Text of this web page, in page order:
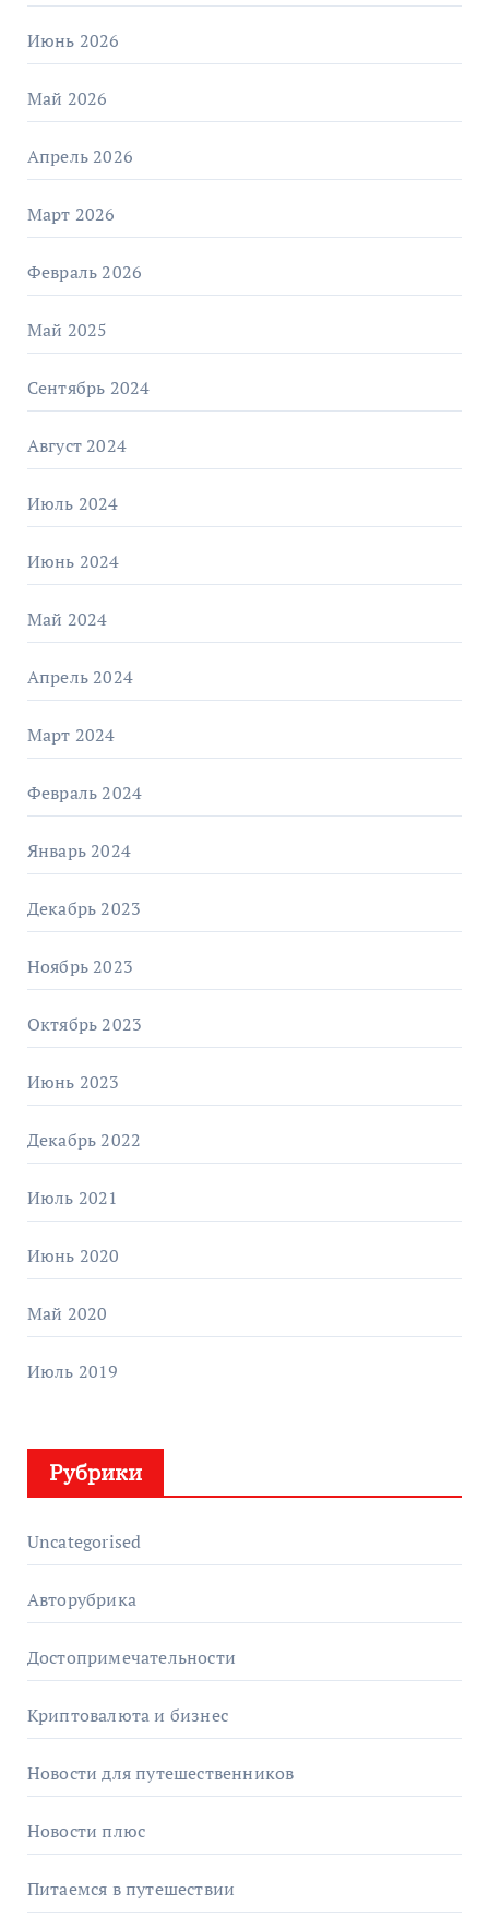
Июнь 2026
Май 2026
Апрель 2026
Март 2026
Февраль 2026
Май 2025
Сентябрь 2024
Август 2024
Июль 2024
Июнь 2024
Май 2024
Апрель 2024
Март 2024
Февраль 2024
Январь 2024
Декабрь 2023
Ноябрь 2023
Октябрь 2023
Июнь 2023
Декабрь 2022
Июль 2021
Июнь 2020
Май 2020
Июль 2019
Рубрики
Uncategorised
Авторубрика
Достопримечательности
Криптовалюта и бизнес
Новости для путешественников
Новости плюс
Питаемся в путешествии